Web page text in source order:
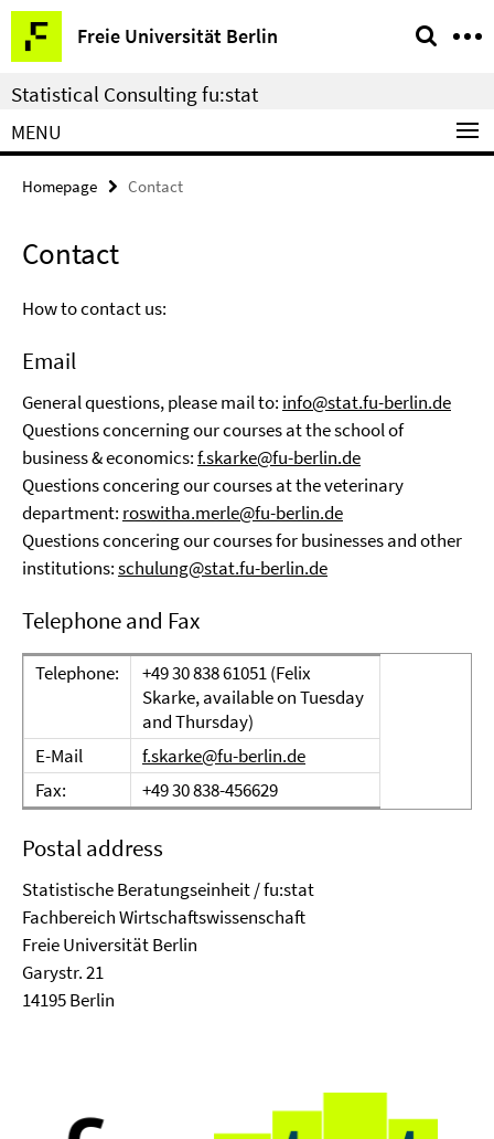
Springe
direkt
zu
Inhalt
Freie Universität Berlin
Service
Navigation
Statistical Consulting fu:stat
MENU
Homepage Contact
Contact
How to contact us:
Email
General questions, please mail to: info@stat.fu-berlin.de
Questions concerning our courses at the school of
business & economics:f.skarke@fu-berlin.de
Questions concering our courses at the veterinary
department: roswitha.merle@fu-berlin.de
Questions concering our courses for businesses and other
institutions:schulung@stat.fu-berlin.de
Telephone and Fax
Telephone:
+49 30 838 61051 (Felix
Skarke, available on Tuesday
and Thursday)
E-Mail
f.skarke@fu-berlin.de
Fax:
+49 30 838-456629
Postal address
Statistische Beratungseinheit / fu:stat
Fachbereich Wirtschaftswissenschaft
Freie Universität Berlin
Garystr. 21
14195 Berlin